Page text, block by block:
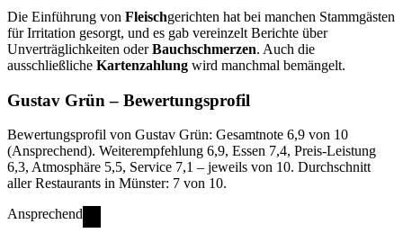
Die Einführung von Fleischgerichten hat bei manchen Stammgästen
für Irritation gesorgt, und es gab vereinzelt Berichte über
Unverträglichkeiten oderBauchschmerzen. Auch die
ausschließliche Kartenzahlung wird manchmal bemängelt.
Gustav Grün – Bewertungsprofil
Bewertungsprofil von Gustav Grün: Gesamtnote 6,9 von 10
(Ansprechend). Weiterempfehlung 6,9, Essen 7,4, Preis-Leistung
6,3, Atmosphäre 5,5, Service 7,1 – jeweils von 10. Durchschnitt
aller Restaurants in Münster: 7 von 10.
Ansprechend